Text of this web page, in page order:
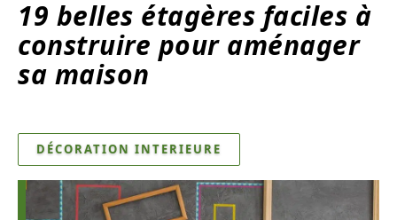
19 belles étagères faciles à
construire pour aménager
sa maison
DÉCORATION INTERIEURE